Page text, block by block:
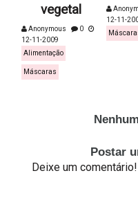
vegetal
Anonymous
0
12-11-2009
Alimentação
Máscaras
12-11-
Postar
Deixe um